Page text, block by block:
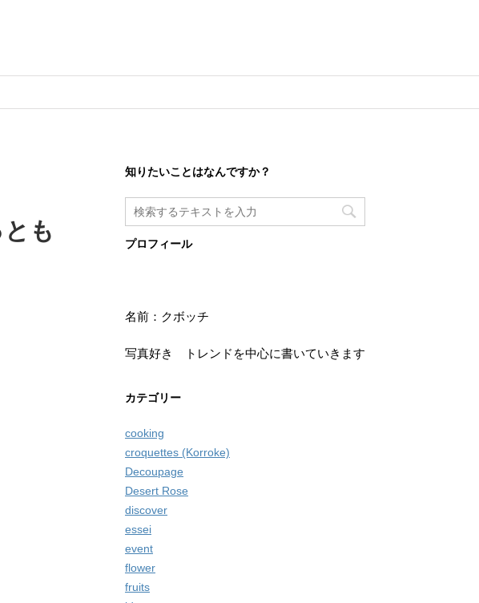
も
知りたいことはなんですか？
プロフィール
名前：クボッチ
写真好き トレンドを中心に書いていきます
カテゴリー
cooking
croquettes (Korroke)
Decoupage
Desert Rose
discover
essei
event
flower
fruits